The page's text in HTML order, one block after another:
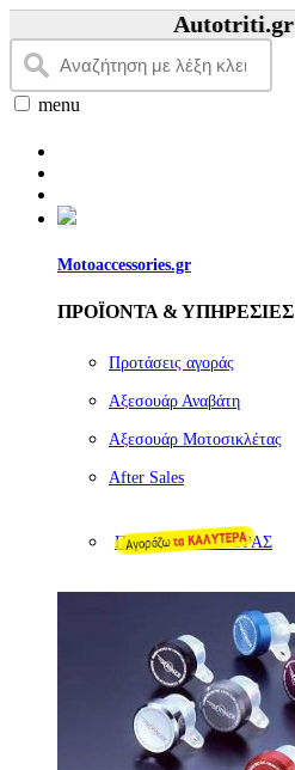
Autotriti.gr |
menu
Motoaccessories.gr
ΠΡΟΪΟΝΤΑ & ΥΠΗΡΕΣΙΕΣ
Προτάσεις αγοράς
Αξεσουάρ Αναβάτη
Αξεσουάρ Μοτοσικλέτας
Αfter Sales
ΠΡΟΤΑΣΕΙΣ ΑΓΟΡΑΣ